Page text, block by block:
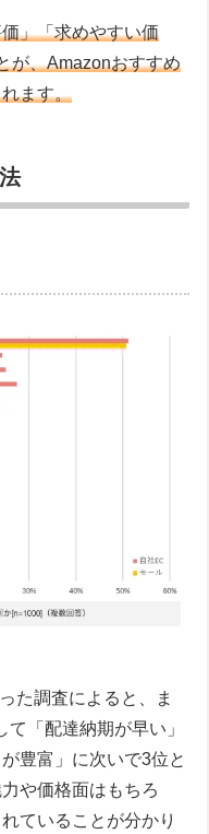
」「求めやすい価
が、Amazonおすすめ
ます。
た調査によると、ま
「配達納期が早い」
豊富」に次いで3位と
や価格面はもちろ
ていることが分かり